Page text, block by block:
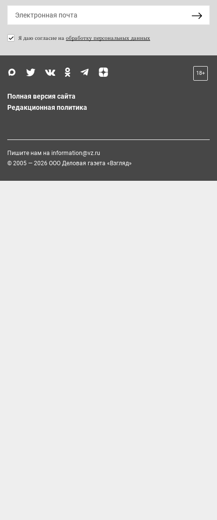
Я даю согласие на обработку персональных данных
18+
Полная версия сайта
Редакционная политика
Пишите нам на information@vz.ru
© 2005 — 2026 ООО Деловая газета «Взгляд»